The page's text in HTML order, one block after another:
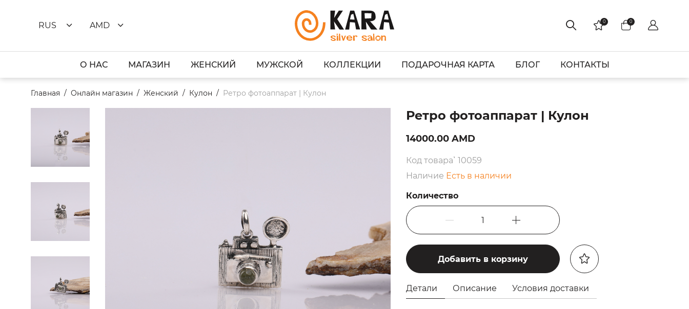
RUS AMD 0 0
О НАС МАГАЗИН ЖЕНСКИЙ МУЖСКОЙ КОЛЛЕКЦИИ ПОДАРОЧНАЯ КАРТА БЛОГ КОНТАКТЫ
Главная Онлайн магазин Женский Кулон Ретро фотоаппарат | Кулон
Ретро фотоаппарат | Кулон
14000.00 AMD
Код товара՝ 10059
Наличие Есть в наличии
Количество
1
Добавить в корзину
Детали Описание Условия доставки